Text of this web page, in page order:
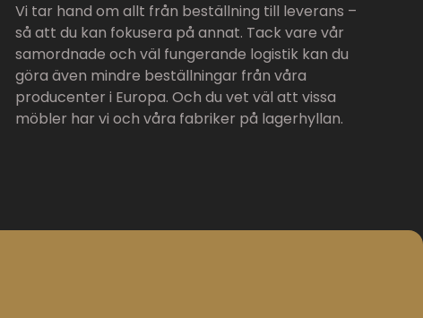
Vi tar hand om allt från beställning till leverans –
så att du kan fokusera på annat. Tack vare vår
samordnade och väl fungerande logistik kan du
göra även mindre beställningar från våra
producenter i Europa. Och du vet väl att vissa
möbler har vi och våra fabriker på lagerhyllan.